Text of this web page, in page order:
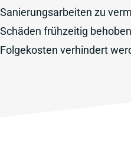
Sanierungsarbeiten zu
Schäden frühzeitig
Folgekosten verhindert